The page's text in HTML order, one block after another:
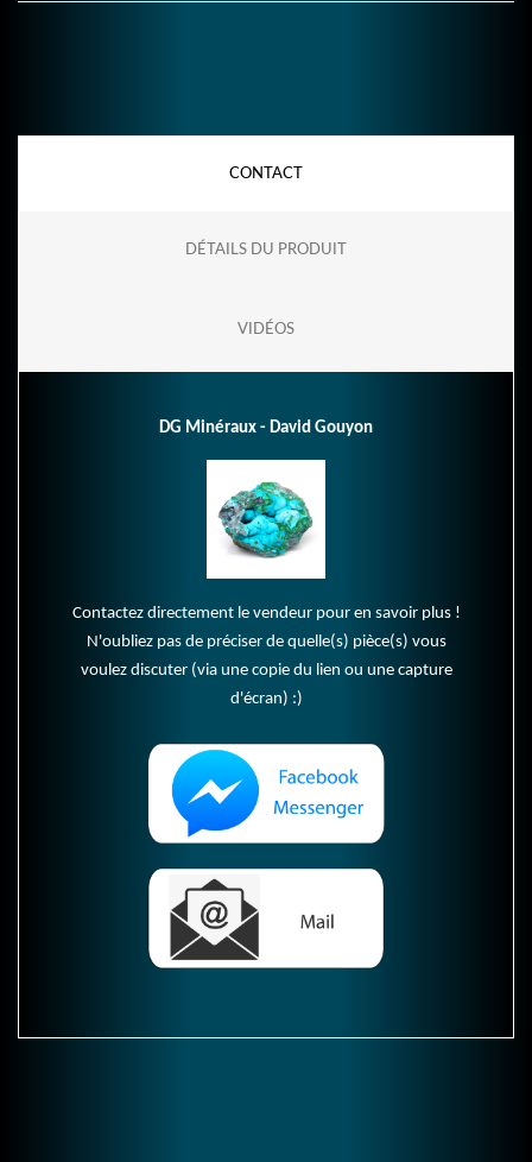
CONTACT
DÉTAILS DU PRODUIT
VIDÉOS
DG Minéraux - David Gouyon
Contactez directement le vendeur pour en savoir plus !
N'oubliez pas de préciser de quelle(s) pièce(s) vous
voulez discuter (via une copie du lien ou une capture
d'écran) :)